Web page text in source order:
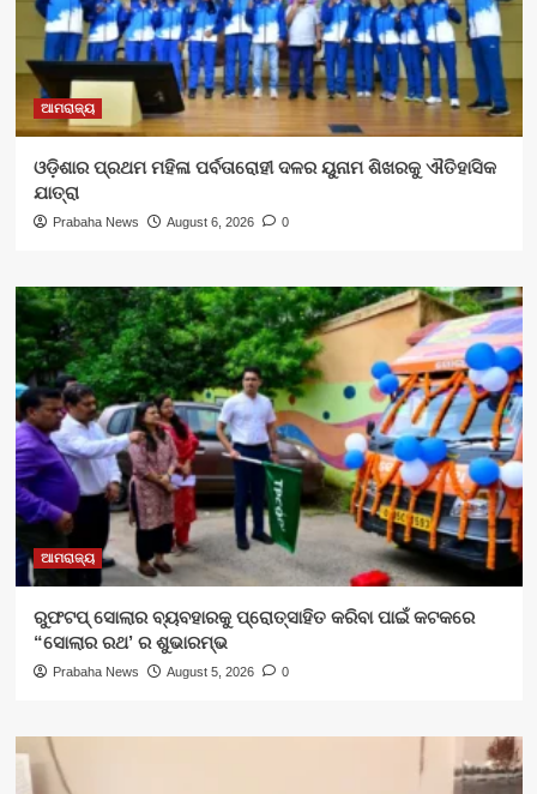
ଆମରାଜ୍ୟ
ଓଡ଼ିଶାର ପ୍ରଥମ ମହିଳା ପର୍ବତାରୋହୀ ଦଳର ୟୁନାମ ଶିଖରକୁ ଐତିହାସିକ
ଯାତ୍ରା
Prabaha News August 6, 2026 0
ଆମରାଜ୍ୟ
ରୁଫଟପ୍ ସୋଲାର ବ୍ୟବହାରକୁ ପ୍ରୋତ୍ସାହିତ କରିବା ପାଇଁ କଟକରେ
“ସୋଲାର ରଥ’ ର ଶୁଭାରମ୍ଭ
Prabaha News August 5, 2026 0